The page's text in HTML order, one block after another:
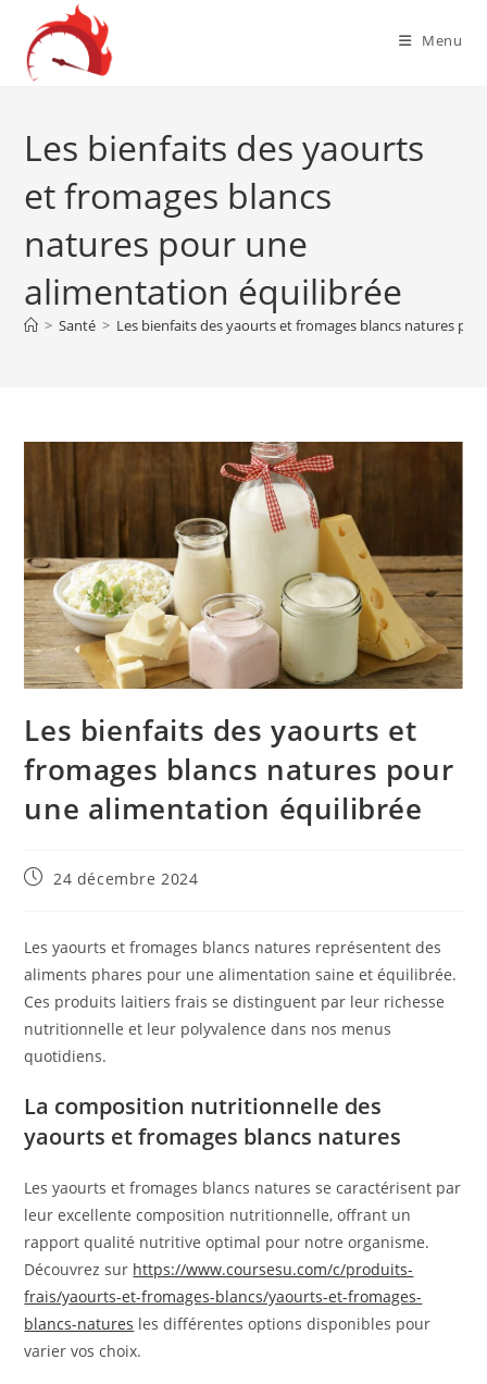
content
Menu
Les bienfaits des yaourts
et fromages blancs
natures pour une
alimentation équilibrée
> Santé > Les bienfaits des yaourts et fromages blancs natures
Les bienfaits des yaourts et
fromages blancs natures pour
une alimentation équilibrée
Publication
24 décembre 2024
Les yaourts et fromages blancs natures représentent des
aliments phares pour une alimentation saine et équilibrée.
Ces produits laitiers frais se distinguent par leur richesse
nutritionnelle et leur polyvalence dans nos menus
quotidiens.
La composition nutritionnelle des
yaourts et fromages blancs natures
Les yaourts et fromages blancs natures se caractérisent par
leur excellente composition nutritionnelle, offrant un
rapport qualité nutritive optimal pour notre organisme.
Découvrez sur https://www.coursesu.com/c/produits-
frais/yaourts-et-fromages-blancs/yaourts-et-fromages-
blancs-natures les différentes options disponibles pour
varier vos choix.